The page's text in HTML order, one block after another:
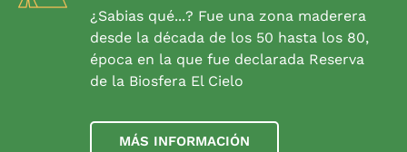
¿Sabias qué...? Fue una zona maderera
desde la década de los 50 hasta los 80,
época en la que fue declarada Reserva
de la Biosfera El Cielo
MÁS INFORMACIÓN